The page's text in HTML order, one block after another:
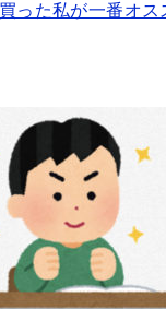
った私が一番オス